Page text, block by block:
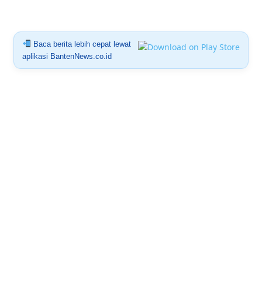
Baca berita lebih cepat lewat
aplikasi BantenNews.co.id